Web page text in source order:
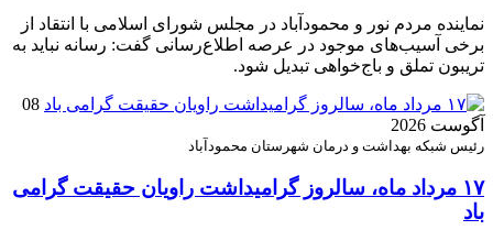
نماینده مردم نور و محمودآباد در مجلس شورای اسلامی با انتقاد از
برخی آسیب‌های موجود در عرصه اطلاع‌رسانی گفت: رسانه نباید به
تریبون تملق و باج‌خواهی تبدیل شود.
08
آگوست 2026
رئیس شبکه بهداشت و درمان شهرستان محمودآباد
۱۷ مرداد ماه، سالروز گرامیداشت راویان حقیقت گرامی
باد